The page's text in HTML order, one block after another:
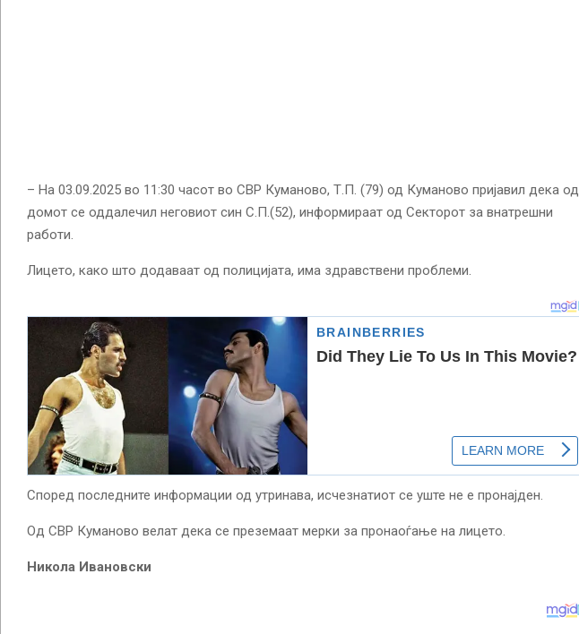
– На 03.09.2025 во 11:30 часот во СВР Куманово, Т.П. (79) од Куманово пријавил дека од
домот се оддалечил неговиот син С.П.(52), информираат од Секторот за внатрешни
работи.
Лицето, како што додаваат од полицијата, има здравствени проблеми.
Според последните информации од утринава, исчезнатиот се уште не е пронајден.
Од СВР Куманово велат дека се преземаат мерки за пронаоѓање на лицето.
Никола Ивановски